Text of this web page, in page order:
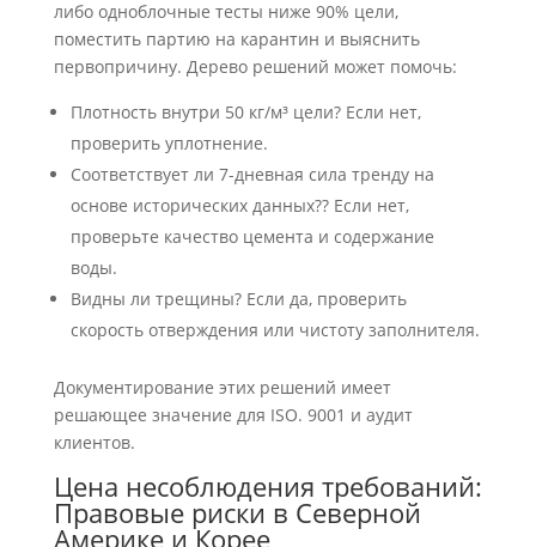
либо одноблочные тесты ниже 90% цели,
поместить партию на карантин и выяснить
первопричину. Дерево решений может помочь:
Плотность внутри 50 кг/м³ цели? Если нет,
проверить уплотнение.
Соответствует ли 7-дневная сила тренду на
основе исторических данных?? Если нет,
проверьте качество цемента и содержание
воды.
Видны ли трещины? Если да, проверить
скорость отверждения или чистоту заполнителя.
Документирование этих решений имеет
решающее значение для ISO. 9001 и аудит
клиентов.
Цена несоблюдения требований:
Правовые риски в Северной
Америке и Корее